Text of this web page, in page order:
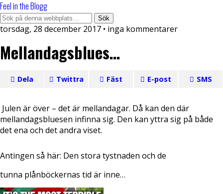
Feel in the Blogg
torsdag, 28 december 2017 • inga kommentarer
Mellandagsblues…
Dela Twittra Fäst E-post SMS
Julen är över – det är mellandagar. Då kan den där
mellandagsbluesen infinna sig. Den kan yttra sig på både
det ena och det andra viset.
Antingen så här: Den stora tystnaden och de
tunna plånböckernas tid är inne…